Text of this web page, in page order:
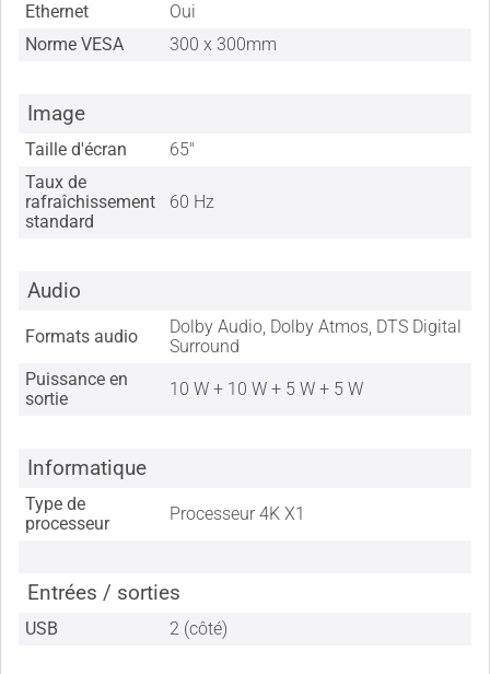
Ethernet
Oui
Norme VESA
300 x 300mm
Image
Taille d'écran
65"
Taux de
rafraîchissement
standard
60 Hz
Audio
Formats audio
Dolby Audio, Dolby Atmos, DTS Digital
Surround
Puissance en
sortie
10 W + 10 W + 5 W + 5 W
Informatique
Type de
processeur
Processeur 4K X1
Entrées / sorties
USB 2 (côté)